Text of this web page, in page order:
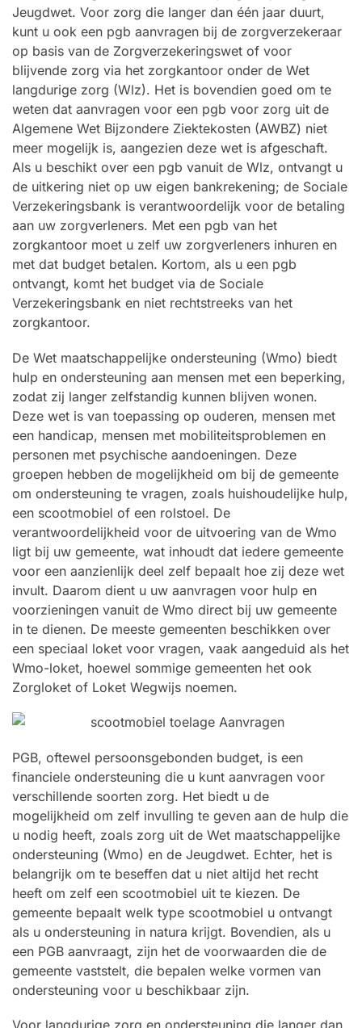
Jeugdwet. Voor zorg die langer dan één jaar duurt,
kunt u ook een pgb aanvragen bij de zorgverzekeraar
op basis van de Zorgverzekeringswet of voor
blijvende zorg via het zorgkantoor onder de Wet
langdurige zorg (Wlz). Het is bovendien goed om te
weten dat aanvragen voor een pgb voor zorg uit de
Algemene Wet Bijzondere Ziektekosten (AWBZ) niet
meer mogelijk is, aangezien deze wet is afgeschaft.
Als u beschikt over een pgb vanuit de Wlz, ontvangt u
de uitkering niet op uw eigen bankrekening; de Sociale
Verzekeringsbank is verantwoordelijk voor de betaling
aan uw zorgverleners. Met een pgb van het
zorgkantoor moet u zelf uw zorgverleners inhuren en
met dat budget betalen. Kortom, als u een pgb
ontvangt, komt het budget via de Sociale
Verzekeringsbank en niet rechtstreeks van het
zorgkantoor.
De Wet maatschappelijke ondersteuning (Wmo) biedt
hulp en ondersteuning aan mensen met een beperking,
zodat zij langer zelfstandig kunnen blijven wonen.
Deze wet is van toepassing op ouderen, mensen met
een handicap, mensen met mobiliteitsproblemen en
personen met psychische aandoeningen. Deze
groepen hebben de mogelijkheid om bij de gemeente
om ondersteuning te vragen, zoals huishoudelijke hulp,
een scootmobiel of een rolstoel. De
verantwoordelijkheid voor de uitvoering van de Wmo
ligt bij uw gemeente, wat inhoudt dat iedere gemeente
voor een aanzienlijk deel zelf bepaalt hoe zij deze wet
invult. Daarom dient u uw aanvragen voor hulp en
voorzieningen vanuit de Wmo direct bij uw gemeente
in te dienen. De meeste gemeenten beschikken over
een speciaal loket voor vragen, vaak aangeduid als het
Wmo-loket, hoewel sommige gemeenten het ook
Zorgloket of Loket Wegwijs noemen.
PGB, oftewel persoonsgebonden budget, is een
financiele ondersteuning die u kunt aanvragen voor
verschillende soorten zorg. Het biedt u de
mogelijkheid om zelf invulling te geven aan de hulp die
u nodig heeft, zoals zorg uit de Wet maatschappelijke
ondersteuning (Wmo) en de Jeugdwet. Echter, het is
belangrijk om te beseffen dat u niet altijd het recht
heeft om zelf een scootmobiel uit te kiezen. De
gemeente bepaalt welk type scootmobiel u ontvangt
als u ondersteuning in natura krijgt. Bovendien, als u
een PGB aanvraagt, zijn het de voorwaarden die de
gemeente vaststelt, die bepalen welke vormen van
ondersteuning voor u beschikbaar zijn.